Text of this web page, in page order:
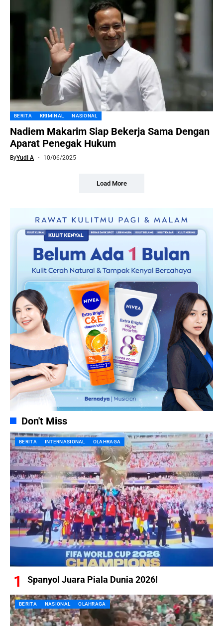
BERITA KRIMINAL NASIONAL
Nadiem Makarim Siap Bekerja Sama Dengan
Aparat Penegak Hukum
ByYudi A 10/06/2025
Load More
Don't Miss
BERITA INTERNASIONAL OLAHRAGA
Spanyol Juara Piala Dunia 2026!
BERITA NASIONAL OLAHRAGA